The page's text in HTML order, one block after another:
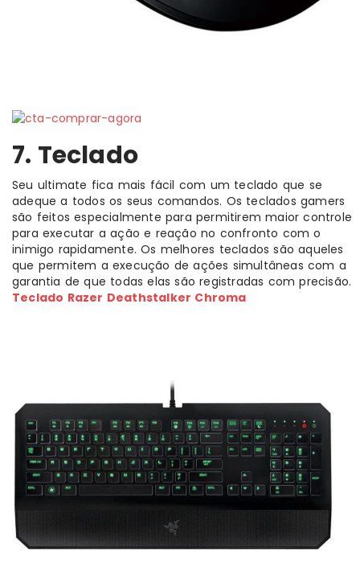
7. Teclado
Seu ultimate fica mais fácil com um teclado que se
adeque a todos os seus comandos. Os teclados gamers
são feitos especialmente para permitirem maior controle
para executar a ação e reação no confronto com o
inimigo rapidamente. Os melhores teclados são aqueles
que permitem a execução de ações simultâneas com a
garantia de que todas elas são registradas com precisão.
Teclado Razer Deathstalker Chroma